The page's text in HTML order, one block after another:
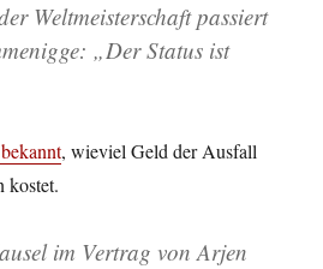
Weltmeisterschaft passiert
„Der Status ist
, wieviel Geld der Ausfall
kostet.
im Vertrag von Arjen